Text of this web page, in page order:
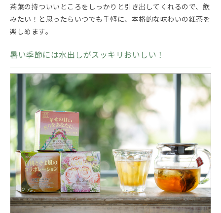
茶葉の持ついいところをしっかりと引き出してくれるので、飲
みたい！と思ったらいつでも手軽に、本格的な味わいの紅茶を
楽しめます。
暑い季節には水出しがスッキリおいしい！